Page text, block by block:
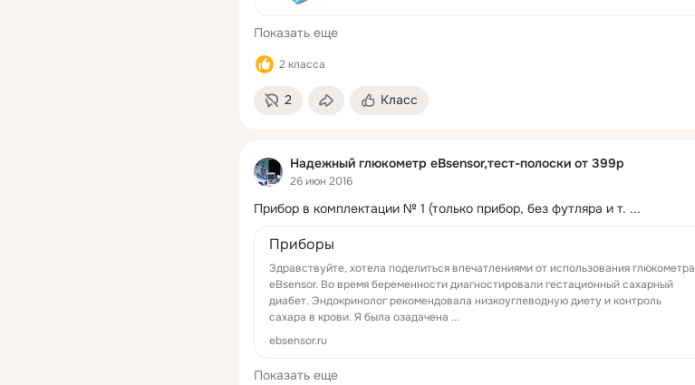
Показать еще
2 класса
2 Класс
Надежный глюкометр eBsensor,тест-полоски от 399р
26 июн 2016
Прибор в комплектации № 1 (только прибор, без футляра и т. ...
Приборы
Здравствуйте, хотела поделиться впечатлениями от использования глюкометра
eBsensor. Во время беременности диагностировали гестационный сахарный
диабет. Эндокринолог рекомендовала низкоуглеводную диету и контроль
сахара в крови. Я была озадачена ...
ebsensor.ru
Показать еще